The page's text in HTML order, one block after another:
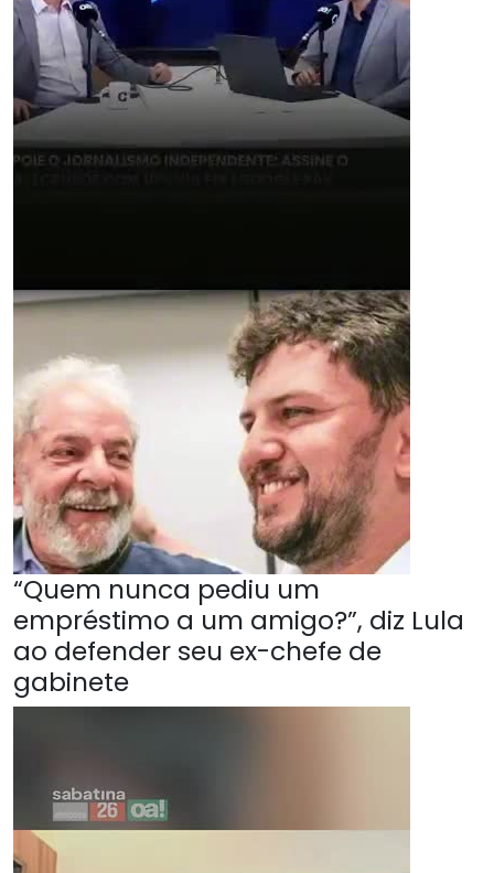
“Quem nunca pediu um
empréstimo a um amigo?”, diz Lula
ao defender seu ex-chefe de
gabinete